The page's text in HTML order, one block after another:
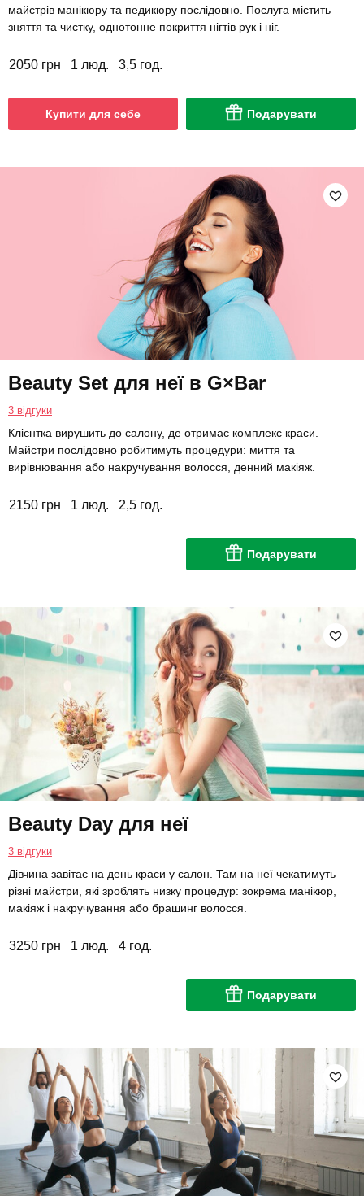
майстрів манікюру та педикюру послідовно. Послуга містить
зняття та чистку, однотонне покриття нігтів рук і ніг.
2050 грн 1 люд. 3,5 год.
Купити для себе Подарувати
Beauty Set для неї в G×Bar
3 відгуки
Клієнтка вирушить до салону, де отримає комплекс краси.
Майстри послідовно робитимуть процедури: миття та
вирівнювання або накручування волосся, денний макіяж.
2150 грн 1 люд. 2,5 год.
Подарувати
Beauty Day для неї
3 відгуки
Дівчина завітає на день краси у салон. Там на неї чекатимуть
різні майстри, які зроблять низку процедур: зокрема манікюр,
макіяж і накручування або брашинг волосся.
3250 грн 1 люд. 4 год.
Подарувати